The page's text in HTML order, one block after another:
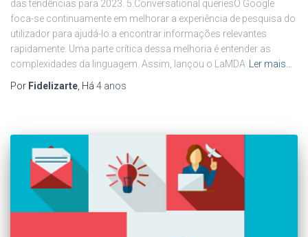
das tendências para 2023. 5.Conversational queriesO Google
foca-se continuamente em melhorar a experiência de pesquisa do
utilizador para ajudá-lo a encontrar informações relevantes
rapidamente. Uma parte crítica dessa melhoria é entender as
complexidades da linguagem. Assim, lançou o LaMDA
Ler mais…
Por Fidelizarte , Há 4 anos